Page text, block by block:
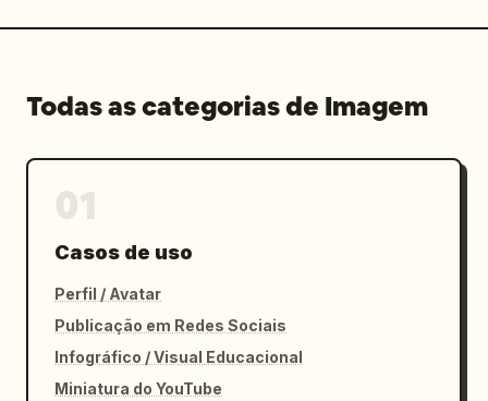
Todas as categorias de Imagem
Casos de uso
Perfil / Avatar
Publicação em Redes Sociais
Infográfico / Visual Educacional
Miniatura do YouTube